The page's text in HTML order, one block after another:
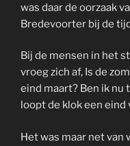
was daar de oorzaak
Bredevoorter bij de
Bij de mensen in het
vroeg zich af, Is de
eind maart? Ben ik nu
loopt de klok een eind
Het was maar net van